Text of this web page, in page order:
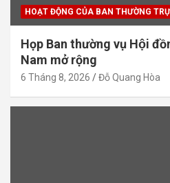
HOẠT ĐỘNG CỦA BAN THƯỜNG
Họp Ban thường vụ Hội
Nam mở rộng
6 Tháng 8, 2026 Đỗ Quang Hòa